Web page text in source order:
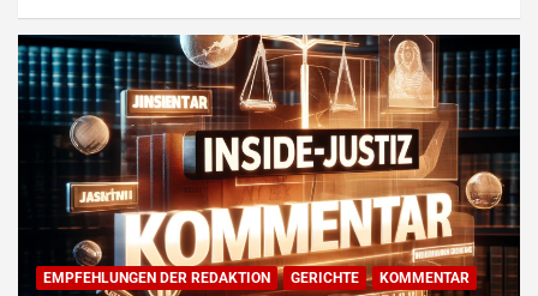
EMPFEHLUNGEN DER REDAKTION GERICHTE
KOMMENTAR